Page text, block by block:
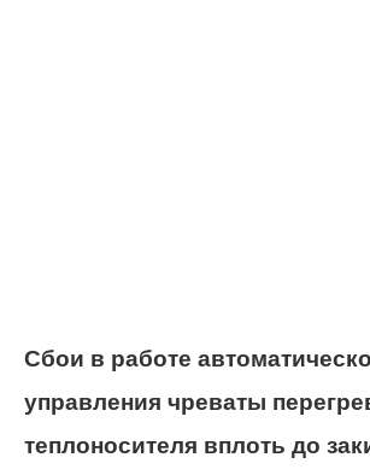
Сбои в работе
управления чреваты
теплоносителя вплоть до